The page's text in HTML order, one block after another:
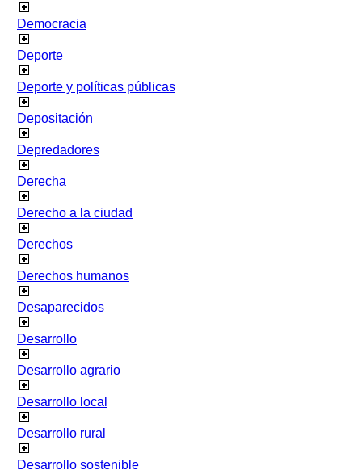
Democracia
Deporte
Deporte y políticas públicas
Depositación
Depredadores
Derecha
Derecho a la ciudad
Derechos
Derechos humanos
Desaparecidos
Desarrollo
Desarrollo agrario
Desarrollo local
Desarrollo rural
Desarrollo sostenible